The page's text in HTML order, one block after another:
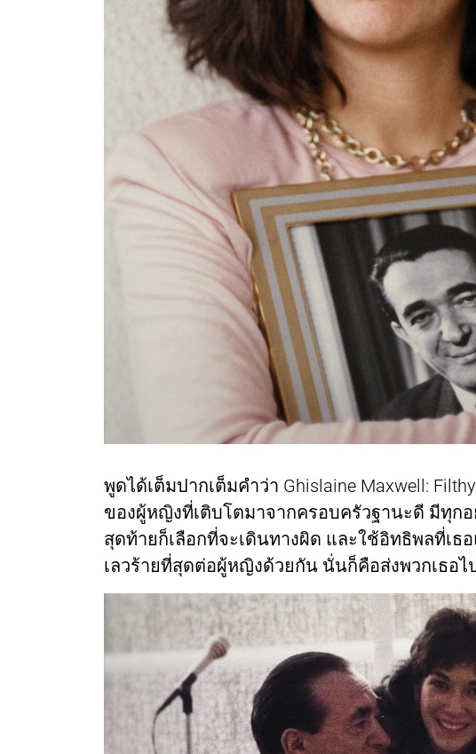
พูดได้เต็มปากเต็มคำว่า Ghislaine Maxwell:
ของผู้หญิงที่เติบโตมาจากครอบครัวฐานะดี มีทุก
สุดท้ายก็เลือกที่จะเดินทางผิด และใช้อิทธิพลที่เธ
เลวร้ายที่สุดต่อผู้หญิงด้วยกัน นั่นก็คือส่งพวกเธอ